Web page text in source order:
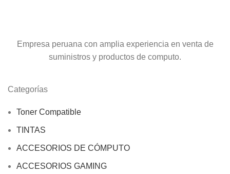
Empresa peruana con amplia experiencia en venta de
suministros y productos de computo.
Categorías
Toner Compatible
TINTAS
ACCESORIOS DE CÓMPUTO
ACCESORIOS GAMING